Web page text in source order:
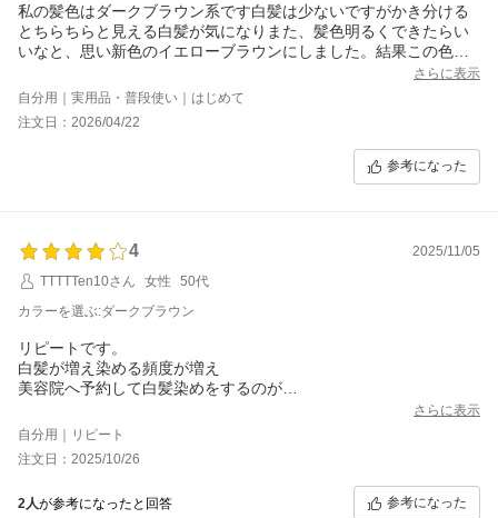
私の髪色はダークブラウン系です白髪は少ないですがかき分ける
とちらちらと見える白髪が気になりまた、髪色明るくできたらい
いなと、思い新色のイエローブラウンにしました。結果この色は
白髪染まりにくいですね。乾いた髪につけ15分放置後流す作業を
面倒でしたが1週間連続で使用しました。あと流すとき茶色のお湯
の色がなかなか止まらなくてお湯をいっぱい使いました。洗った
あとはきしまず髪はつやつやで綺麗です。私は残念ながら選ぶ色
を間違えましたね。白髪だけでなく赤みを押さえ髪色変えようと
欲張らずダークブラウンにすれば染まりは良かったのかもしれま
さらに表示
自分用｜実用品・普段使い｜はじめて
注文日：2026/04/22
参考になった
4
2025/11/05
TTTTTen10さん
女性
50代
カラーを選ぶ:ダークブラウン
リピートです。
白髪が増え染める頻度が増え
美容院へ予約して白髪染めをするのが
こちらのシャンプーの前に別のカラーシャンプー試したのです
が、染まりが悪く、こちらを試してダメならカラーシャンプーは
諦めようと思っていましたが
続けています。強いて言うなら、染まりが赤っぽくなる時があ
り、これは黒を混ぜたほうがいいのかなと思う時もあります。2日
さらに表示
自分用｜リピート
注文日：2025/10/26
2人が参考になったと回答 参考になった